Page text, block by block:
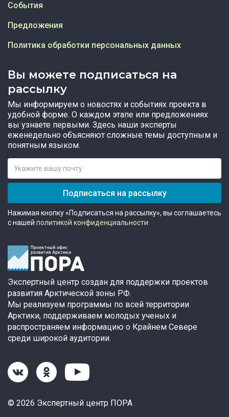
Вы можете подписаться на
рассылку
Мы информируем о новостях и событиях проекта в
удобной форме. О каждом этапе или предложениях
вы узнаете первыми. Здесь наши эксперты
еженедельно объясняют сложные темы доступным и
понятным языком.
Подписаться на рассылку
Нажимая кнопку «Подписаться на рассылку», вы соглашаетесь
с нашей политикой конфиденциальности
События
Предложения
Политика обработки персональных данных
Экспертный центр создан для поддержки проектов
развития Арктической зоны РФ.
Мы реализуем программы по всей территории
Арктики, поддерживаем молодых ученых и
распространяем информацию о Крайнем Севере
среди широкой аудитории.
© 2026 Экспертный центр ПОРА